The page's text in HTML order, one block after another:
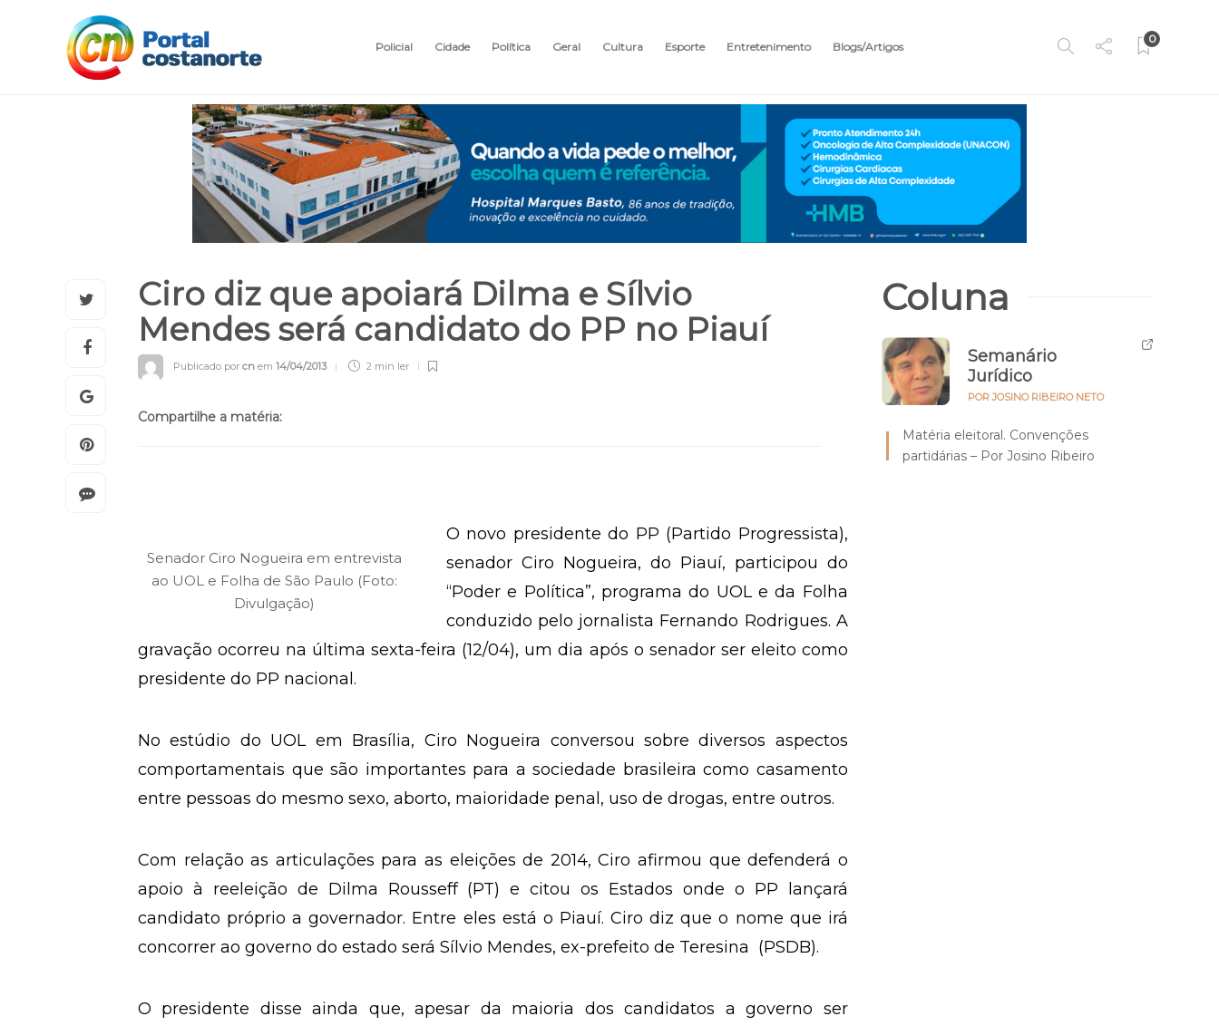
Policial Cidade Política Geral Cultura Esporte Entretenimento Blogs/Artigos
0
Ciro diz que apoiará Dilma e Sílvio
Mendes será candidato do PP no Piauí
Publicado por cn em 14/04/2013 2 min ler
Compartilhe a matéria:
Senador Ciro Nogueira em entrevista
ao UOL e Folha de São Paulo (Foto:
Divulgação)
O novo presidente do PP (Partido Progressista),
senador Ciro Nogueira, do Piauí, participou do
“Poder e Política”, programa do UOL e da Folha
conduzido pelo jornalista Fernando Rodrigues. A
gravação ocorreu na última sexta-feira (12/04), um dia após o senador ser eleito como
presidente do PP nacional.
No estúdio do UOL em Brasília, Ciro Nogueira conversou sobre diversos aspectos
comportamentais que são importantes para a sociedade brasileira como casamento
entre pessoas do mesmo sexo, aborto, maioridade penal, uso de drogas, entre outros.
Com relação as articulações para as eleições de 2014, Ciro afirmou que defenderá o
apoio à reeleição de Dilma Rousseff (PT) e citou os Estados onde o PP lançará
candidato próprio a governador. Entre eles está o Piauí. Ciro diz que o nome que irá
concorrer ao governo do estado será Sílvio Mendes, ex-prefeito de Teresina (PSDB).
O presidente disse ainda que, apesar da maioria dos candidatos a governo ser
Coluna
Semanário
Jurídico
POR JOSINO RIBEIRO NETO
Matéria eleitoral. Convenções
partidárias – Por Josino Ribeiro